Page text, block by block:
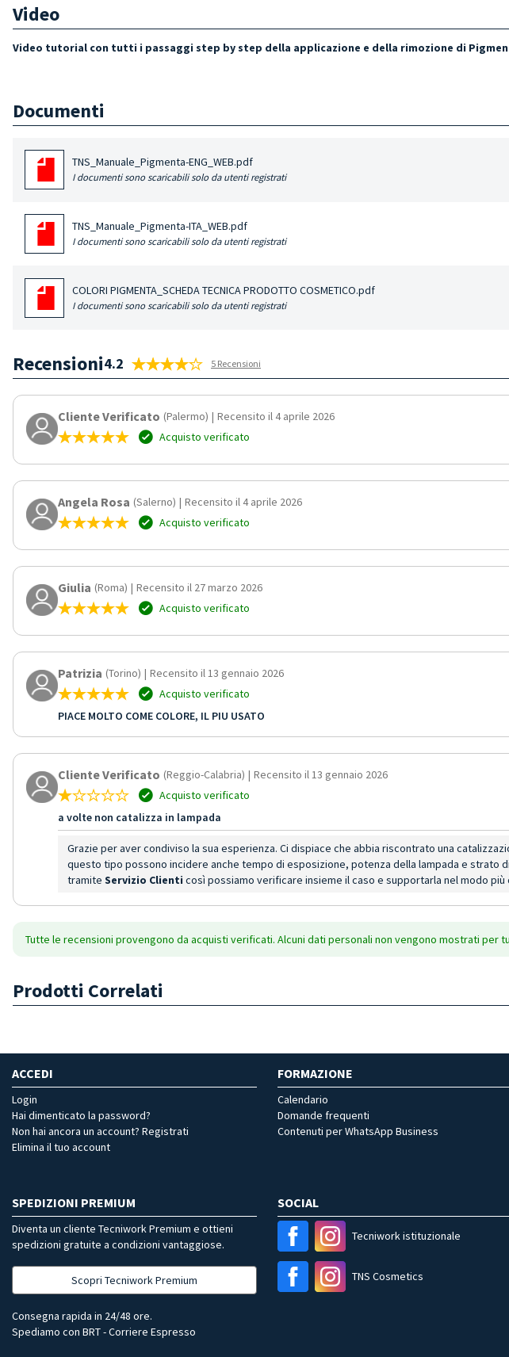
Video
Video tutorial con tutti i passaggi step by step della applicazione e della rimozione di
Documenti
TNS_Manuale_Pigmenta-ENG_WEB.pdf
I documenti sono scaricabili solo da utenti registrati
TNS_Manuale_Pigmenta-ITA_WEB.pdf
I documenti sono scaricabili solo da utenti registrati
COLORI PIGMENTA_SCHEDA TECNICA PRODOTTO COSMETICO.pdf
I documenti sono scaricabili solo da utenti registrati
Recensioni4.2 5 Recensioni
Cliente Verificato (Palermo) | Recensito il 4 aprile 2026
Acquisto verificato
Angela Rosa (Salerno) | Recensito il 4 aprile 2026
Acquisto verificato
Giulia (Roma) | Recensito il 27 marzo 2026
Acquisto verificato
Patrizia (Torino) | Recensito il 13 gennaio 2026
Acquisto verificato
PIACE MOLTO COME COLORE, IL PIU USATO
Cliente Verificato (Reggio-Calabria) | Recensito il 13 gennaio 2026
Acquisto verificato
a volte non catalizza in lampada
Grazie per aver condiviso la sua esperienza. Ci dispiace che abbia riscontrato una
questo tipo possono incidere anche tempo di esposizione, potenza della lampada e strato
tramite Servizio Clienti così possiamo verificare insieme il caso e supportarla nel modo
Tutte le recensioni provengono da acquisti verificati. Alcuni dati personali non vengono mostrati per
Prodotti Correlati
ACCEDI
Login
Hai dimenticato la password?
Non hai ancora un account? Registrati
Elimina il tuo account
FORMAZIONE
Calendario
Domande frequenti
Contenuti per WhatsApp Business
SPEDIZIONI PREMIUM
Diventa un cliente Tecniwork Premium e ottieni
spedizioni gratuite a condizioni vantaggiose.
Scopri Tecniwork Premium
Consegna rapida in 24/48 ore.
Spediamo con BRT - Corriere Espresso
SOCIAL
Tecniwork istituzionale
TNS Cosmetics